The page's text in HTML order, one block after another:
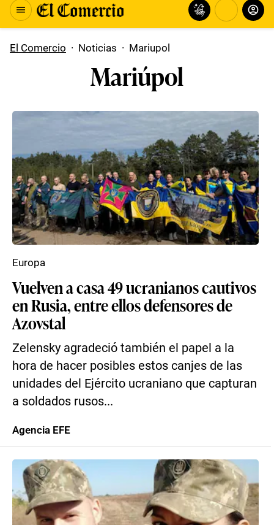
El Comercio · Noticias · Mariupol
Mariúpol
Vuelven a casa 49 ucranianos cautivos
en Rusia, entre ellos defensores de
Azovstal
Zelensky agradeció también el papel a la
hora de hacer posibles estos canjes de las
unidades del Ejército ucraniano que capturan
a soldados rusos...
Europa
Agencia EFE